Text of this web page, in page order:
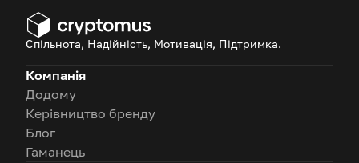
Спільнота, Надійність, Мотивація, Підтримка.
Компанія
Додому
Керівництво бренду
Блог
Гаманець